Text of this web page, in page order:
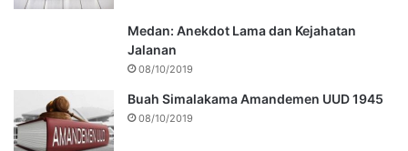
Medan: Anekdot Lama dan Kejahatan
Jalanan
08/10/2019
Buah Simalakama Amandemen UUD 1945
08/10/2019